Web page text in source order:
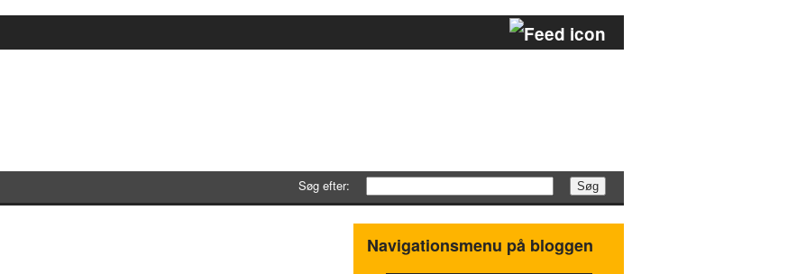
Søg efter:
Navigationsmenu på bloggen